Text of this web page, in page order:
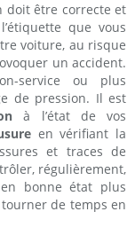
doit être correcte et
que vous
voiture, au risque
un accident.
service ou plus
de pression. Il est
à l’état de vos
en vérifiant la
et traces de
régulièrement,
bonne état plus
de temps en